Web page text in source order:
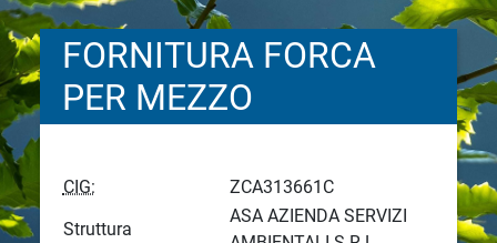
FORNITURA FORCA
PER MEZZO
CIG:
ZCA313661C
Struttura
ASA AZIENDA SERVIZI